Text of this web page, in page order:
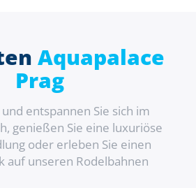
Aquapalace
Prag
entspannen Sie sich im
genießen Sie eine luxuriöse
oder erleben Sie einen
auf unseren Rodelbahnen